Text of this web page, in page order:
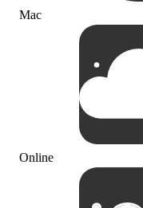
Mac
Online